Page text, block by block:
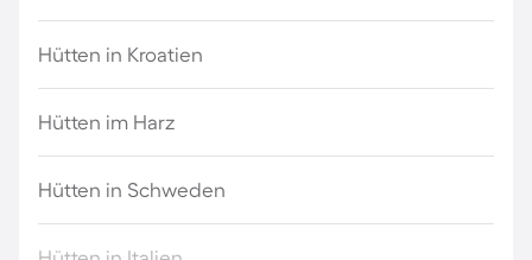
Hütten in Kroatien
Hütten im Harz
Hütten in Schweden